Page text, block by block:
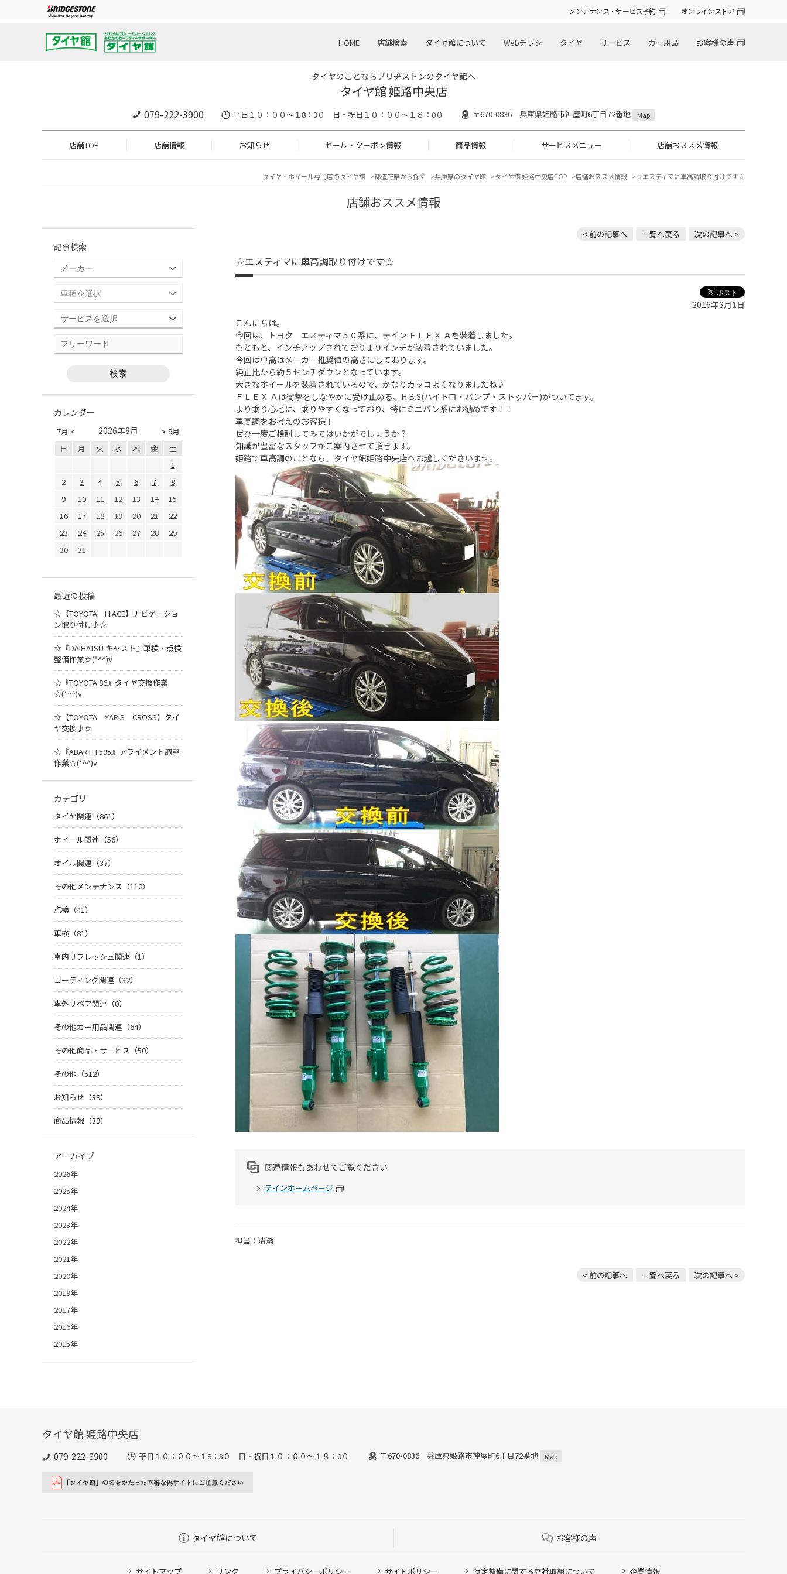
メンテナンス・サービス予約 オンラインストア
HOME 店舗検索 タイヤ館について Webチラシ タイヤ サービス カー用品 お客様の声
タイヤのことならブリヂストンのタイヤ館へ
タイヤ館 姫路中央店
079-222-3900 平日１０：００～１8：3０ 日・祝日１０：００～１８：0０ 〒670-0836 兵庫県姫路市神屋町6丁目72番地 Map
店舗TOP 店舗情報 お知らせ セール・クーポン情報 商品情報 サービスメニュー 店舗おススメ情報
タイヤ・ホイール専門店のタイヤ館 都道府県から探す 兵庫県のタイヤ館 タイヤ館 姫路中央店TOP 店舗おススメ情報 ☆エスティマに車高調取り付けです☆
店舗おススメ情報
< 前の記事へ 一覧へ戻る 次の記事へ >
☆エスティマに車高調取り付けです☆
2016年3月1日
こんにちは。
今回は、トヨタ エスティマ５０系に、テイン ＦＬＥＸ Ａを装着しました。
もともと、インチアップされており１９インチが装着されていました。
今回は車高はメーカー推奨値の高さにしております。
純正比から約５センチダウンとなっています。
大きなホイールを装着されているので、かなりカッコよくなりましたね♪
ＦＬＥＸ Ａは衝撃をしなやかに受け止める、H.B.S(ハイドロ・バンプ・ストッパー)がついてます。
より乗り心地に、乗りやすくなっており、特にミニバン系にお勧めです！！
車高調をお考えのお客様！
ぜひ一度ご検討してみてはいかがでしょうか？
知識が豊富なスタッフがご案内させて頂きます。
姫路で車高調のことなら、タイヤ館姫路中央店へお越しくださいませ。
関連情報もあわせてご覧ください
テインホームページ
担当：清瀬
< 前の記事へ 一覧へ戻る 次の記事へ >
記事検索
カレンダー
7月 < > 9月
2026年8月
日 月 火 水 木 金
土
1
2
3 4 5 6 7
8
9
10 11 12 13 14
15
16
17 18 19 20 21
22
23
24 25 26 27 28
29
30
31
最近の投稿
☆【TOYOTA HIACE】ナビゲーショ
ン取り付け♪☆
☆『DAIHATSU キャスト』車検・点検
整備作業☆(*^^)v
☆『TOYOTA 86』タイヤ交換作業
☆(*^^)v
☆【TOYOTA YARIS CROSS】タイ
ヤ交換♪☆
☆『ABARTH 595』アライメント調整
作業☆(*^^)v
カテゴリ
タイヤ関連（861）
ホイール関連（56）
オイル関連（37）
その他メンテナンス（112）
点検（41）
車検（81）
車内リフレッシュ関連（1）
コーティング関連（32）
車外リペア関連（0）
その他カー用品関連（64）
その他商品・サービス（50）
その他（512）
お知らせ（39）
商品情報（39）
アーカイブ
2026年
2025年
2024年
2023年
2022年
2021年
2020年
2019年
2017年
2016年
2015年
タイヤ館 姫路中央店
079-222-3900 平日１０：００～１8：3０ 日・祝日１０：００～１８：0０ 〒670-0836 兵庫県姫路市神屋町6丁目72番地 Map
タイヤ館について お客様の声
サイトマップ リンク プライバシーポリシー サイトポリシー 特定整備に関する弊社取組について 企業情報